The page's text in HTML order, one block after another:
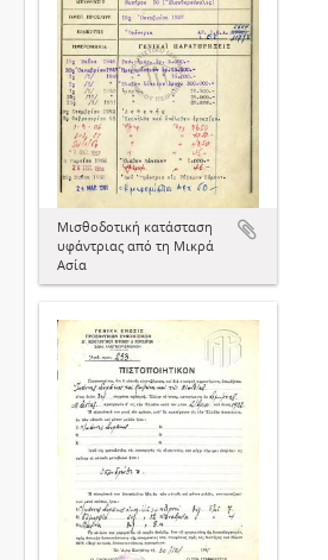
Μισθοδοτική κατάσταση
υφάντριας από τη Μικρά
Ασία